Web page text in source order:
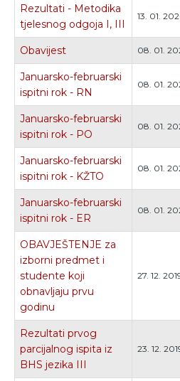
Rezultati - Metodika
tjelesnog odgoja I, III
13. 01.
Obavijest 08. 01.
Januarsko-februarski
ispitni rok - RN
08. 01.
Januarsko-februarski
ispitni rok - PO
08. 01.
Januarsko-februarski
ispitni rok - KŽTO
08. 01.
Januarsko-februarski
ispitni rok - ER
08. 01.
OBAVJEŠTENJE za
izborni predmet i
studente koji
obnavljaju prvu
godinu
27. 12.
Rezultati prvog
parcijalnog ispita iz
BHS jezika III
23. 12.